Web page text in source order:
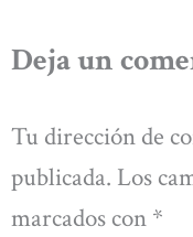
Deja un
Tu dirección de
publicada. Los
marcados con *